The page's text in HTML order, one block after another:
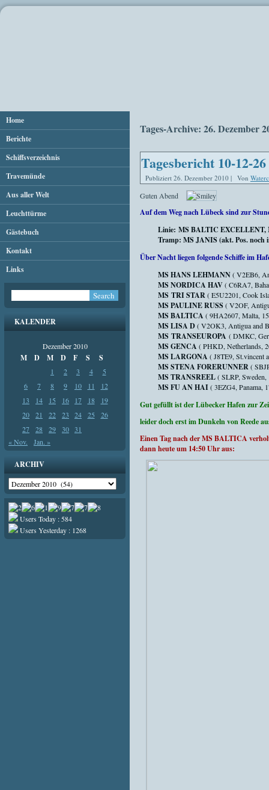
Home
Berichte
Schiffsverzeichnis
Travemünde
Aus aller Welt
Leuchttürme
Gästebuch
Kontakt
Links
KALENDER
Dezember 2010
M D M D F S S
1 2 3 4
5
6
7 8 9 10 11
12
13
14 15 16 17 18
19
20
21 22 23 24 25
26
27
28 29 30 31
« Nov.
Jan. »
ARCHIV
Archiv
Users Today : 584
Users Yesterday : 1268
Tages-Archive: 26. Dezember
Tagesbericht 10-12-26
Publiziert 26. Dezember 2010 | Von
Guten Abend
Auf dem Weg nach Lübeck sind zur
Linie: MS BALTIC
Tramp: MS JANIS (akt. Pos. noch
Über Nacht liegen folgende Schiffe im
MS HANS LEHMANN( V2EB6,
MS NORDICA HAV( C6RA7,
MS TRI STAR( E5U2201, Cook
MS PAULINE RUSS ( V2OF,
MS BALTICA ( 9HA2607, Malta,
MS LISA D( V2OK3, Antigua and
MS TRANSEUROPA ( DMKC,
MS GENCA ( PHKD, Netherlands,
MS LARGONA ( J8TE9, St.vincent
MS STENA FORERUNNER(
MS TRANSREEL( SLRP,
MS FU AN HAI( 3EZG4, Panama,
Gut gefüllt ist der Lübecker Hafen zur
leider doch erst im Dunkeln von Reede
Einen Tag nach der MS BALTICA
dann heute um 14:50 Uhr aus: